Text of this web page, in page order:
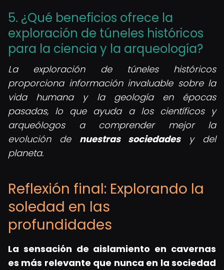
5. ¿Qué beneficios ofrece la
exploración de túneles históricos
para la ciencia y la arqueología?
La exploración de túneles históricos
proporciona información invaluable sobre la
vida humana y la geología en épocas
pasadas, lo que ayuda a los científicos y
arqueólogos a comprender mejor la
evolución de nuestras sociedadesy del
planeta.
Reflexión final: Explorando la
soledad en las
profundidades
La sensación de aislamiento en cavernas
es más relevante que nunca en la sociedad